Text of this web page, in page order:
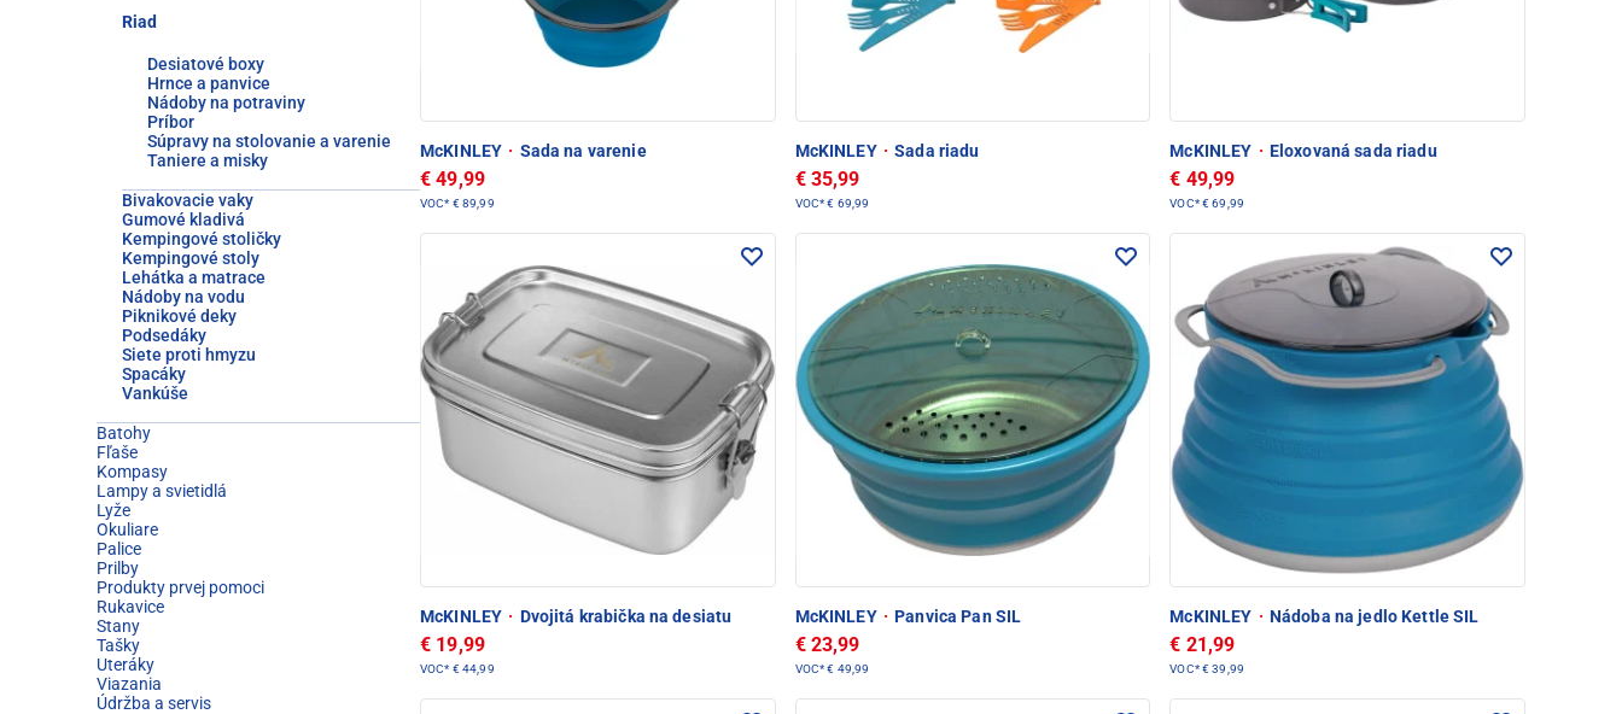
Riad
Desiatové boxy
Hrnce a panvice
Nádoby na potraviny
Príbor
Súpravy na stolovanie a varenie
Taniere a misky
Bivakovacie vaky
Gumové kladivá
Kempingové stoličky
Kempingové stoly
Lehátka a matrace
Nádoby na vodu
Piknikové deky
Podsedáky
Siete proti hmyzu
Spacáky
Vankúše
Batohy
Fľaše
Kompasy
Lampy a svietidlá
Lyže
Okuliare
Palice
Prilby
Produkty prvej pomoci
Rukavice
Stany
Tašky
Uteráky
Viazania
Údržba a servis
McKINLEY · Sada na varenie
€ 49,99
VOC* € 89,99
McKINLEY · Sada riadu
€ 35,99
VOC*€ 69,99
McKINLEY · Eloxovaná sada riadu
€ 49,99
VOC*€ 69,99
McKINLEY · Dvojitá krabička na desiatu
€ 19,99
VOC* € 44,99
McKINLEY · Panvica Pan SIL
€ 23,99
VOC*€ 49,99
McKINLEY · Nádoba na jedlo Kettle SIL
€ 21,99
VOC*€ 39,99